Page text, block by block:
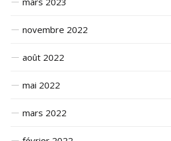
novembre 2022
août 2022
mai 2022
mars 2022